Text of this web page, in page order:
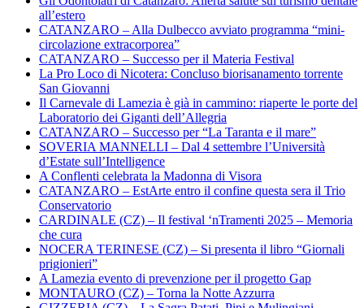
all’estero
CATANZARO – Alla Dulbecco avviato programma “mini-
circolazione extracorporea”
CATANZARO – Successo per il Materia Festival
La Pro Loco di Nicotera: Concluso biorisanamento torrente
San Giovanni
Il Carnevale di Lamezia è già in cammino: riaperte le porte del
Laboratorio dei Giganti dell’Allegria
CATANZARO – Successo per “La Taranta e il mare”
SOVERIA MANNELLI – Dal 4 settembre l’Università
d’Estate sull’Intelligence
A Conflenti celebrata la Madonna di Visora
CATANZARO – EstArte entro il confine questa sera il Trio
Conservatorio
CARDINALE (CZ) – Il festival ‘nTramenti 2025 – Memoria
che cura
NOCERA TERINESE (CZ) – Si presenta il libro “Giornali
prigionieri”
A Lamezia evento di prevenzione per il progetto Gap
MONTAURO (CZ) – Torna la Notte Azzurra